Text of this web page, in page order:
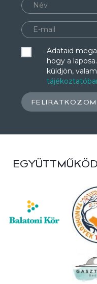
Adataid
hogy a
küldjön,
FELIRATKOZOM